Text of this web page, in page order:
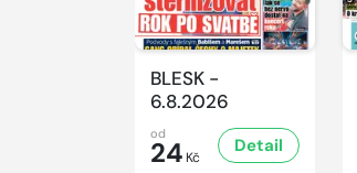
BLESK -
6.8.2026
od
24 Kč
Detail